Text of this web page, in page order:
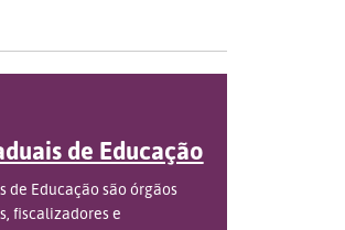
de Educação
de Educação são órgãos
fiscalizadores e